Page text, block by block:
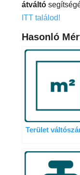
átváltó
ITT találod!
Hasonló
Terület